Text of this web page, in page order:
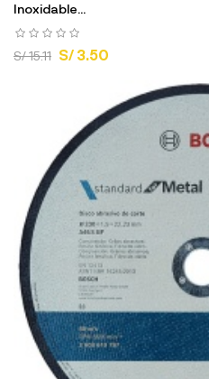
Inoxidable...
S/ 15.11 S/ 3.50